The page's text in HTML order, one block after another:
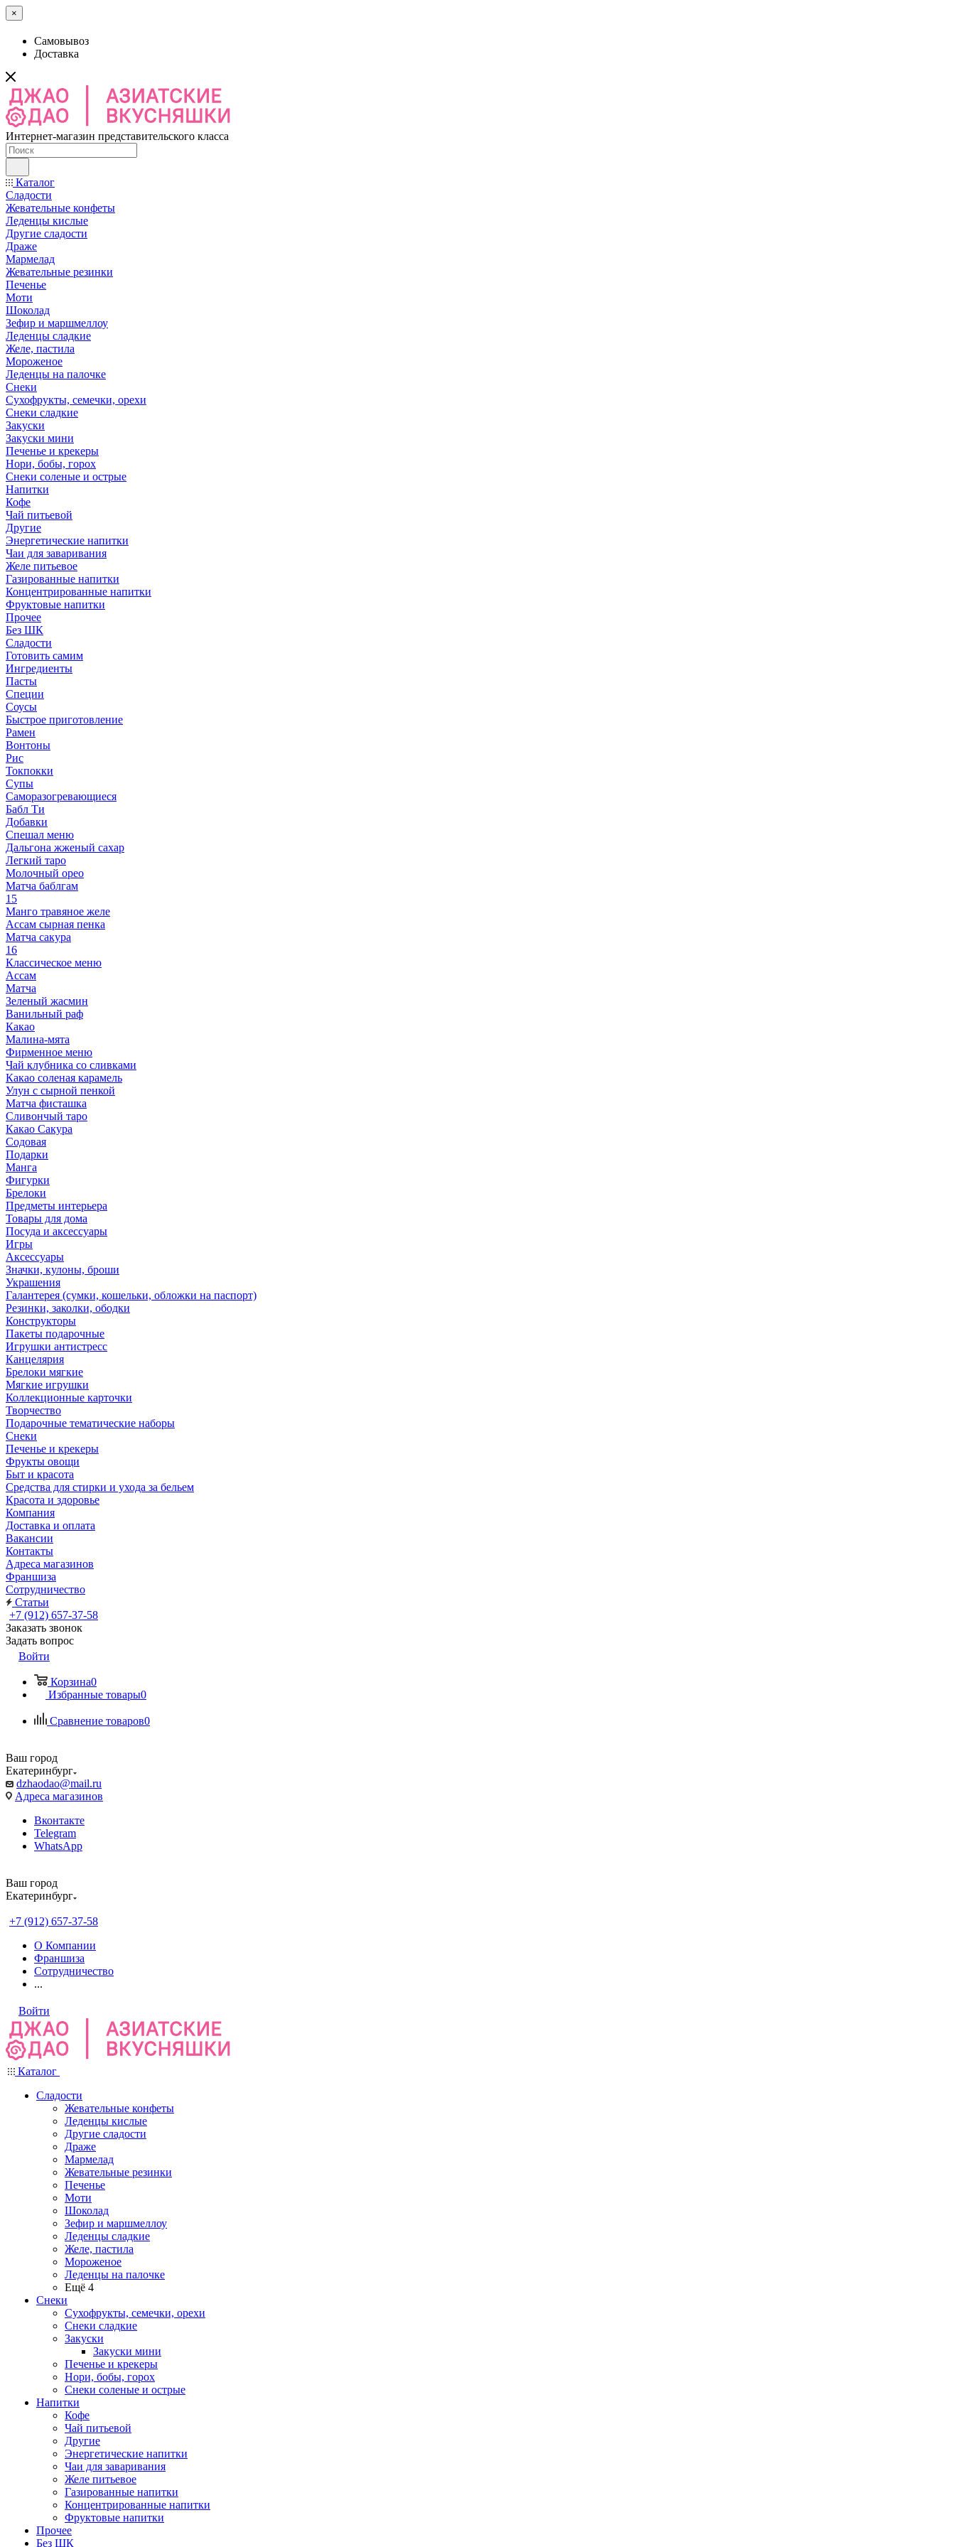
×
Самовывоз
Доставка
Интернет-магазин представительского класса
Каталог
Сладости
Жевательные конфеты
Леденцы кислые
Другие сладости
Драже
Мармелад
Жевательные резинки
Печенье
Моти
Шоколад
Зефир и маршмеллоу
Леденцы сладкие
Желе, пастила
Мороженое
Леденцы на палочке
Снеки
Сухофрукты, семечки, орехи
Снеки сладкие
Закуски
Закуски мини
Печенье и крекеры
Нори, бобы, горох
Снеки соленые и острые
Напитки
Кофе
Чай питьевой
Другие
Энергетические напитки
Чаи для заваривания
Желе питьевое
Газированные напитки
Концентрированные напитки
Фруктовые напитки
Прочее
Без ШК
Сладости
Готовить самим
Ингредиенты
Пасты
Специи
Соусы
Быстрое приготовление
Рамен
Вонтоны
Рис
Токпокки
Супы
Саморазогревающиеся
Бабл Ти
Добавки
Спешал меню
Дальгона жженый сахар
Легкий таро
Молочный орео
Матча баблгам
15
Манго травяное желе
Ассам сырная пенка
Матча сакура
16
Классическое меню
Ассам
Матча
Зеленый жасмин
Ванильный раф
Какао
Малина-мята
Фирменное меню
Чай клубника со сливками
Какао соленая карамель
Улун с сырной пенкой
Матча фисташка
Сливончый таро
Какао Сакура
Содовая
Подарки
Манга
Фигурки
Брелоки
Предметы интерьера
Товары для дома
Посуда и аксессуары
Игры
Аксессуары
Значки, кулоны, броши
Украшения
Галантерея (сумки, кошельки, обложки на паспорт)
Резинки, заколки, ободки
Конструкторы
Пакеты подарочные
Игрушки антистресс
Канцелярия
Брелоки мягкие
Мягкие игрушки
Коллекционные карточки
Творчество
Подарочные тематические наборы
Снеки
Печенье и крекеры
Фрукты овощи
Быт и красота
Средства для стирки и ухода за бельем
Красота и здоровье
Компания
Доставка и оплата
Вакансии
Контакты
Адреса магазинов
Франшиза
Сотрудничество
Статьи
+7 (912) 657-37-58
Заказать звонок
Задать вопрос
Войти
Корзина0
Избранные товары0
Сравнение товаров0
Ваш город
Екатеринбург
dzhaodao@mail.ru
Адреса магазинов
Вконтакте
Telegram
WhatsApp
Ваш город
Екатеринбург
+7 (912) 657-37-58
О Компании
Франшиза
Сотрудничество
...
Войти
Каталог
Сладости
Жевательные конфеты
Леденцы кислые
Другие сладости
Драже
Мармелад
Жевательные резинки
Печенье
Моти
Шоколад
Зефир и маршмеллоу
Леденцы сладкие
Желе, пастила
Мороженое
Леденцы на палочке
Ещё 4
Снеки
Сухофрукты, семечки, орехи
Снеки сладкие
Закуски
Закуски мини
Печенье и крекеры
Нори, бобы, горох
Снеки соленые и острые
Напитки
Кофе
Чай питьевой
Другие
Энергетические напитки
Чаи для заваривания
Желе питьевое
Газированные напитки
Концентрированные напитки
Фруктовые напитки
Прочее
Без ШК